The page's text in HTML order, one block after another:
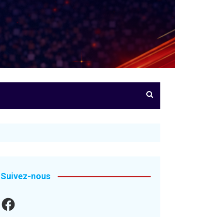
Suivez-nous
Facebook